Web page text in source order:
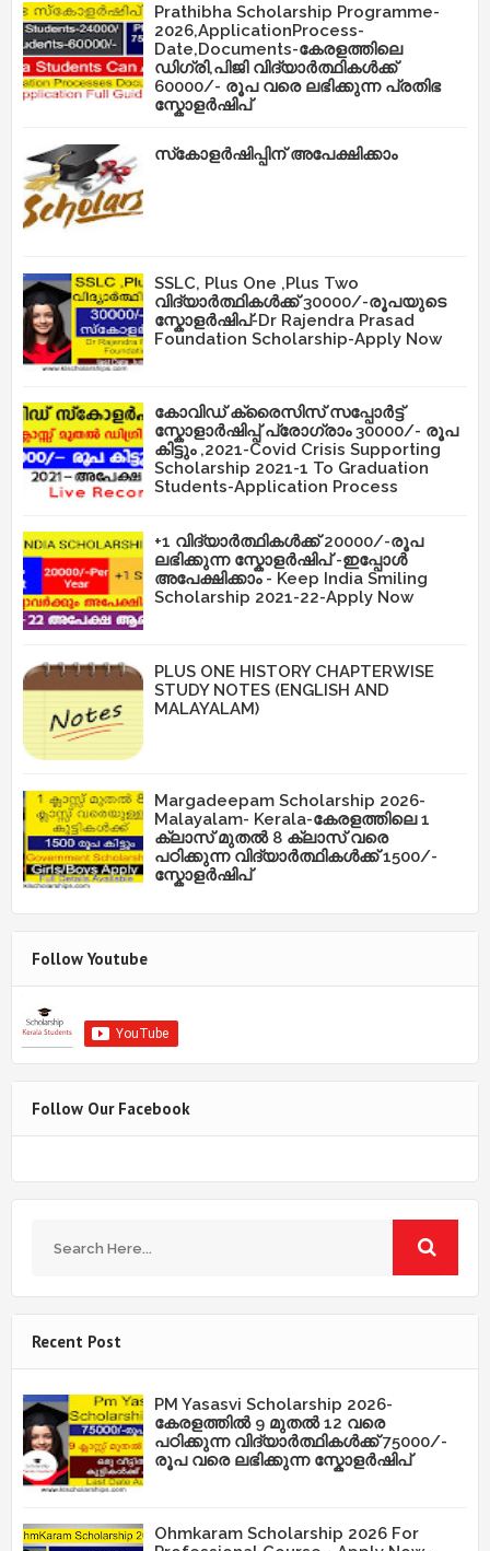
Prathibha Scholarship Programme-
2026,ApplicationProcess-
Date,Documents-കേരളത്തിലെ
ഡിഗ്രി,പിജി വിദ്യാർത്ഥികൾക്ക്
60000/- രൂപ വരെ ലഭിക്കുന്ന പ്രതിഭ
സ്കോളർഷിപ്
സ്‌കോളർഷിപ്പിന് അപേക്ഷിക്കാം
SSLC, Plus One ,Plus Two
വിദ്യാർത്ഥികൾക്ക് 30000/-രൂപയുടെ
സ്കോളർഷിപ്-Dr Rajendra Prasad
Foundation Scholarship-Apply Now
കോവിഡ് ക്രൈസിസ് സപ്പോർട്ട്
സ്കോളാർഷിപ്പ് പ്രോഗ്രാം 30000/- രൂപ
കിട്ടും ,2021-Covid Crisis Supporting
Scholarship 2021-1 To Graduation
Students-Application Process
+1 വിദ്യാർത്ഥികൾക്ക് 20000/-രൂപ
ലഭിക്കുന്ന സ്കോളർഷിപ് -ഇപ്പോൾ
അപേക്ഷിക്കാം - Keep India Smiling
Scholarship 2021-22-Apply Now
PLUS ONE HISTORY CHAPTERWISE
STUDY NOTES (ENGLISH AND
MALAYALAM)
Margadeepam Scholarship 2026-
Malayalam- Kerala-കേരളത്തിലെ 1
ക്ലാസ് മുതൽ 8 ക്ലാസ് വരെ
പഠിക്കുന്ന വിദ്യാർത്ഥികൾക്ക് 1500/-
സ്കോളർഷിപ്
Follow Youtube
Follow Our Facebook
Recent Post
PM Yasasvi Scholarship 2026-
കേരളത്തിൽ 9 മുതൽ 12 വരെ
പഠിക്കുന്ന വിദ്യാർത്ഥികൾക്ക് 75000/-
രൂപ വരെ ലഭിക്കുന്ന സ്കോളർഷിപ്
Ohmkaram Scholarship 2026 For